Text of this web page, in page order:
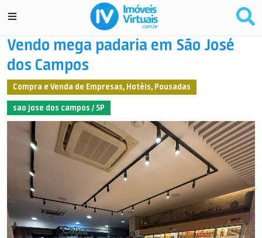
Vendo mega padaria em São José
dos Campos
Compra e Venda de Empresas, Hotéis, Pousadas
sao jose dos campos / SP